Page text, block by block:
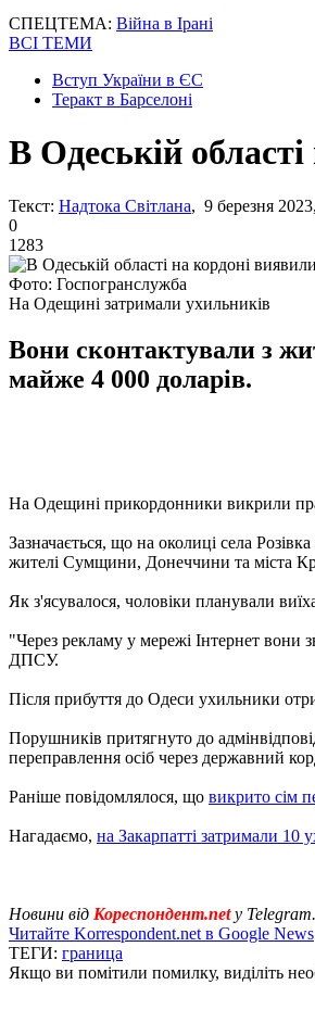
СПЕЦТЕМА: Війна в Ірані
ВСІ ТЕМИ
Вступ України в ЄС
Теракт в Барселоні
В Одеській
Текст: Надтока Світлана, 9 березня
0
1283
Фото: Госпогранслужба
На Одещині затримали ухильників
Вони сконтактували з
майже 4 000 доларів.
На Одещині прикордонники викрили
Зазначається, що на околиці села
жителі Сумщини, Донеччини та міста
Як з'ясувалося, чоловіки планували
"Через рекламу у мережі Інтернет вони
ДПСУ.
Після прибуття до Одеси ухильники
Порушників притягнуто до
переправлення осіб через державний
Раніше повідомлялося, що викрито сім
Нагадаємо, на Закарпатті затримали 10
Новини від Кореспондент.netу
Читайте Korrespondent.net в Google News
ТЕГИ: граница
Якщо ви помітили помилку, виділіть